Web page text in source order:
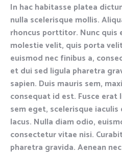
In hac habitasse platea
nulla scelerisque mollis.
rhoncus porttitor. Nunc quis
molestie velit, quis porta
euismod nec finibus a,
et dui sed ligula pharetra
sapien. Duis mauris sem,
consequat id est. Fusce erat
sem eget, scelerisque
lacus. Nulla diam odio,
consectetur vitae nisi.
pharetra gravida. Aenean